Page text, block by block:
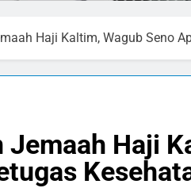
Haji Kaltim, Wagub Seno
Jemaah Haji